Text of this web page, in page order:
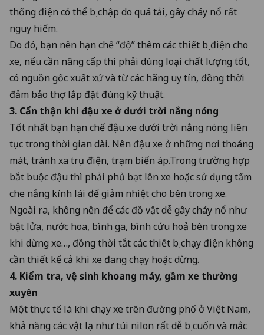
thống điện có thể bị chập do quá tải, gây cháy nổ rất
nguy hiểm.
Do đó, bạn nên hạn chế “độ” thêm các thiết bị điện cho
xe, nếu cần nâng cấp thì phải dùng loại chất lượng tốt,
có nguồn gốc xuất xứ và từ các hãng uy tín, đồng thời
đảm bảo thợ lắp đặt đúng kỹ thuật.
3. Cẩn thận khi đậu xe ở dưới trời nắng nóng
Tốt nhất bạn hạn chế đậu xe dưới trời nắng nóng liên
tục trong thời gian dài. Nên đậu xe ở những nơi thoáng
mát, tránh xa trụ điện, trạm biến áp.Trong trường hợp
bắt buộc đậu thì phải phủ bạt lên xe hoặc sử dụng tấm
che nắng kính lái để giảm nhiệt cho bên trong xe.
Ngoài ra, không nên để các đồ vật dễ gây cháy nổ như
bật lửa, nước hoa, bình ga, bình cứu hoả bên trong xe
khi dừng xe…, đồng thời tắt các thiết bị chạy điện không
cần thiết kể cả khi xe đang chạy hoặc dừng.
4. Kiểm tra, vệ sinh khoang máy, gầm xe thường
xuyên
Một thực tế là khi chạy xe trên đường phố ở Việt Nam,
khả năng các vật lạ như túi nilon rất dễ bị cuốn và mắc